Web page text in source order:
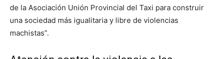
de la Asociación Unión Provincial del Taxi para construir
una sociedad más igualitaria y libre de violencias
machistas”.